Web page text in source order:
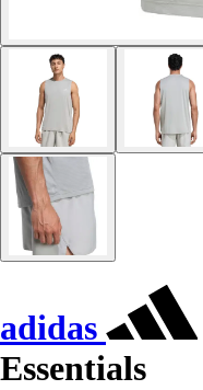
adidas
Essentials